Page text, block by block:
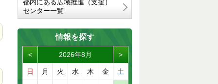
都内にある広域推進（支援）
センター一覧
情報を探す
< 2026年8月 >
日 月 火 水 木 金 土